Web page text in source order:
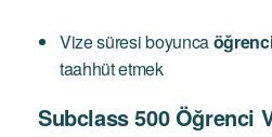
Vize süresi boyunca
taahhüt etmek
Subclass 500 Öğrenci